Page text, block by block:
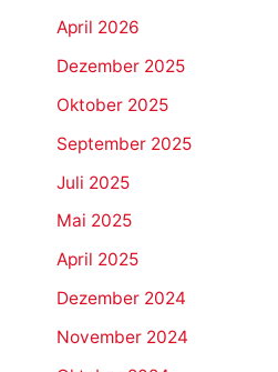
April 2026
Dezember 2025
Oktober 2025
September 2025
Juli 2025
Mai 2025
April 2025
Dezember 2024
November 2024